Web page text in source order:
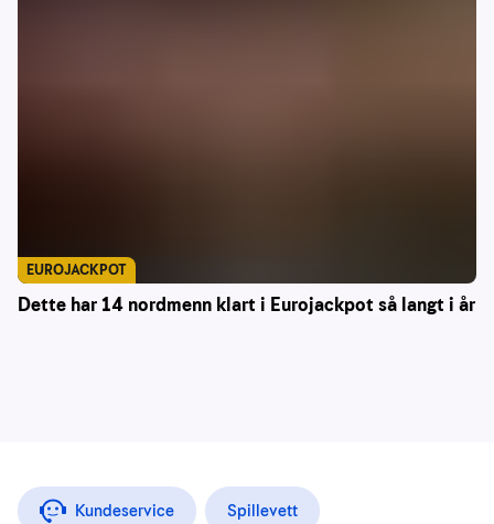
Dette har 14 nordmenn klart i Eurojackpot så langt i år
EUROJACKPOT
Kundeservice Spillevett